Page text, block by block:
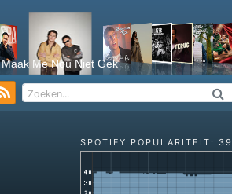
Maak Me Nou Niet Gek
SPOTIFY POPULARITEIT: 39